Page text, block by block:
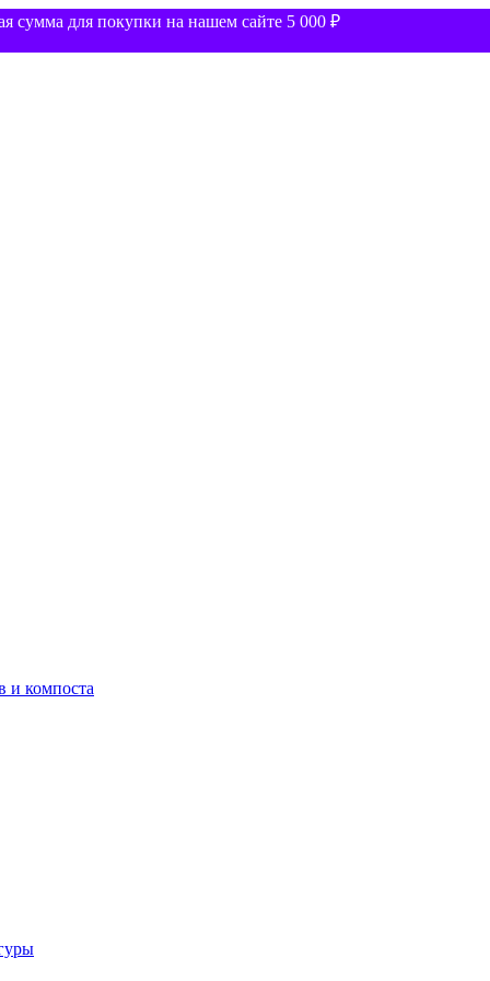
сумма для покупки на нашем сайте 5 000 ₽
и компоста